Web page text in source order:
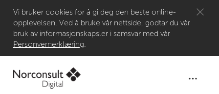
Gå til
hovedinnhold
Vi bruker cookies for å gi deg den beste online-
opplevelsen. Ved å bruke vår nettside, godtar du vår
bruk av informasjonskapsler i samsvar med vår
Personvernerklæring